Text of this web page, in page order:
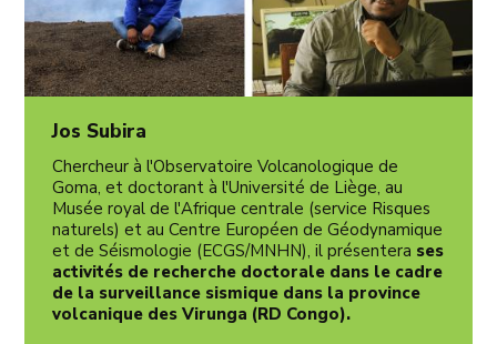
Jos Subira
Chercheur à l'Observatoire Volcanologique de
Goma, et doctorant à l'Université de Liège, au
Musée royal de l'Afrique centrale (service Risques
naturels) et au Centre Européen de Géodynamique
et de Séismologie (ECGS/MNHN), il présentera ses
activités de recherche doctorale dans le cadre
de la surveillance sismique dans la province
volcanique des Virunga (RD Congo).